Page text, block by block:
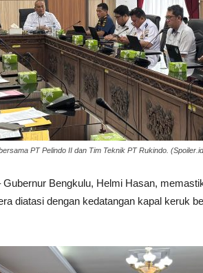
PT Pelindo II dan Tim Teknik PT Rukindo.
Gubernur Bengkulu, Helmi Hasan,
diatasi dengan kedatangan kapal keruk